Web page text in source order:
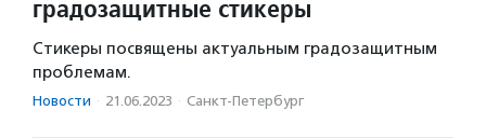
градозащитные стикеры
Стикеры посвящены актуальным градозащитным
проблемам.
Новости · 21.06.2023 · Санкт-Петербург